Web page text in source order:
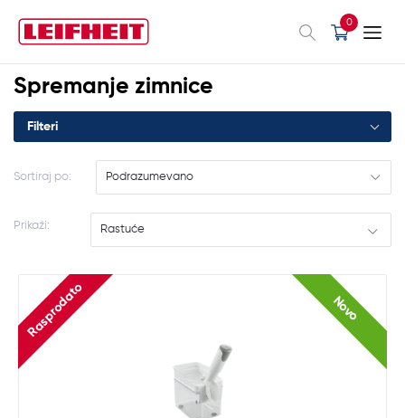
0
Spremanje zimnice
Filteri
Sortiraj po: Podrazumevano
Prikaži: Rastuće
Novo
Rasprodato